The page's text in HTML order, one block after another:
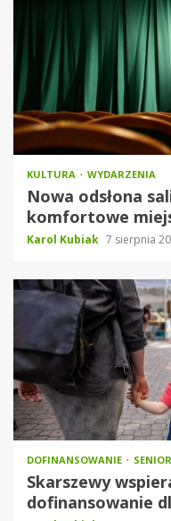
KULTURA WYDARZENIA
Nowa odsłona
komfortowe
Karol Kubiak 7 sierpnia
DOFINANSOWANIE
Skarszewy
dofinansowanie